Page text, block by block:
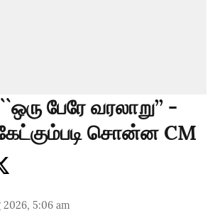
பேரே வரலாறு’’ -
சொன்ன CM
2026, 5:06 am